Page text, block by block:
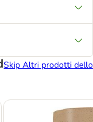
Skip Altri prodotti dello